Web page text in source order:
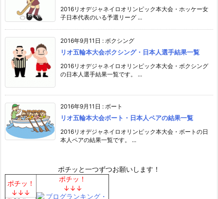
2016リオデジャネイロオリンピック本大会・ホッケー女
子日本代表のいる予選リーグ ...
2016年9月11日 : ボクシング
リオ五輪本大会ボクシング・日本人選手結果一覧
2016リオデジャネイロオリンピック本大会・ボクシング
の日本人選手結果一覧です。 ...
2016年9月11日 : ボート
リオ五輪本大会ボート・日本人ペアの結果一覧
2016リオデジャネイロオリンピック本大会・ボートの日
本人ペアの結果一覧です。 ...
ポチッと一つずつお願いします！
ポチッ！
↓↓↓
ポチッ！
↓↓↓